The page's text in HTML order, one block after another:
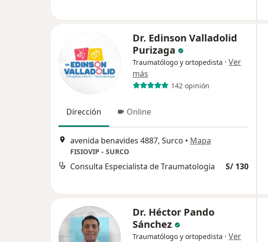
Dr. Edinson Valladolid
Purizaga
Traumatólogo y ortopedista · Ver
más
142 opinión
Dirección Online
avenida benavides 4887, Surco • Mapa
FISIOVIP - SURCO
Consulta Especialista de Traumatologia S/ 130
Dr. Héctor Pando
Sánchez
Traumatólogo y ortopedista · Ver